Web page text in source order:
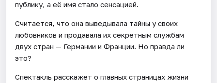
публику, а её имя стало сенсацией.
Считается, что она выведывала тайны у своих
любовников и продавала их секретным службам
двух стран — Германии и Франции. Но правда ли
это?
Спектакль расскажет о главных страницах жизни